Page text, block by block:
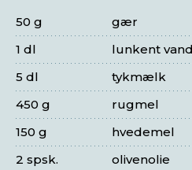
gær
50 g
lunkent vand
1 dl
tykmælk
5 dl
rugmel
450 g
hvedemel
150 g
olivenolie
2 spsk.